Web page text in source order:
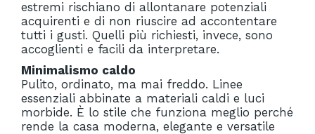
estremi rischiano di allontanare potenziali
acquirenti e di non riuscire ad accontentare
tutti i gusti. Quelli più richiesti, invece, sono
accoglienti e facili da interpretare.
Minimalismo caldo
Pulito, ordinato, ma mai freddo. Linee
essenziali abbinate a materiali caldi e luci
morbide. È lo stile che funziona meglio perché
rende la casa moderna, elegante e versatile